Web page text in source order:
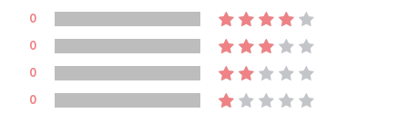
0
0
0
0